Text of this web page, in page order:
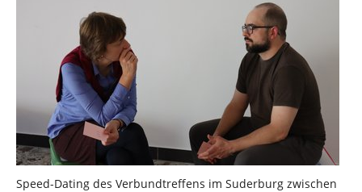
Speed-Dating des Verbundtreffens im Suderburg zwischen